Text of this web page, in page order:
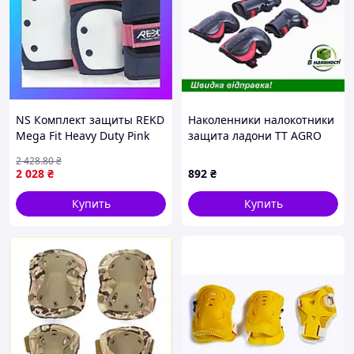
NS Комплект защиты REKD
Mega Fit Heavy Duty Pink
2 028 ₴
2 428.80₴
Купить
Наколенники налокотники
защита ладони TT AGRO
6 шт защита для активных
игр
892 ₴
Купить